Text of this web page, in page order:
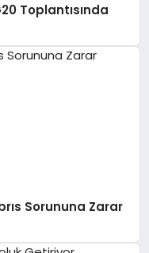
Toplantısında
Sorununa Zarar